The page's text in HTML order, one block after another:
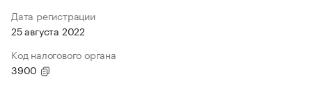
Дата регистрации
25 августа 2022
Код налогового органа
3900